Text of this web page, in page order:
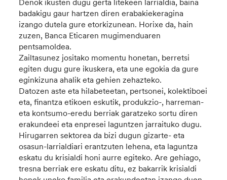
Denok ikusten dugu gerta litekeen larrialdia, baina
badakigu gaur hartzen diren erabakiekeragina
izango dutela gure etorkizunean. Horixe da, hain
zuzen, Banca Eticaren mugimenduaren
pentsamoldea.
Zailtasunez jositako momentu honetan, berretsi
egiten dugu gure ikuskera, eta une egokia da gure
eginkizuna ahalik eta gehien zehazteko.
Datozen aste eta hilabeteetan, pertsonei, kolektiboei
eta, finantza etikoen eskutik, produkzio-, harreman-
eta kontsumo-eredu berriak garatzeko sortu diren
erakundeei eta enpresei laguntzen jarraituko dugu.
Hirugarren sektorea da bizi dugun gizarte- eta
osasun-larrialdiari erantzuten lehena, eta laguntza
eskatu du krisialdi honi aurre egiteko. Are gehiago,
tresna berriak ere eskatu ditu, ez bakarrik krisialdi